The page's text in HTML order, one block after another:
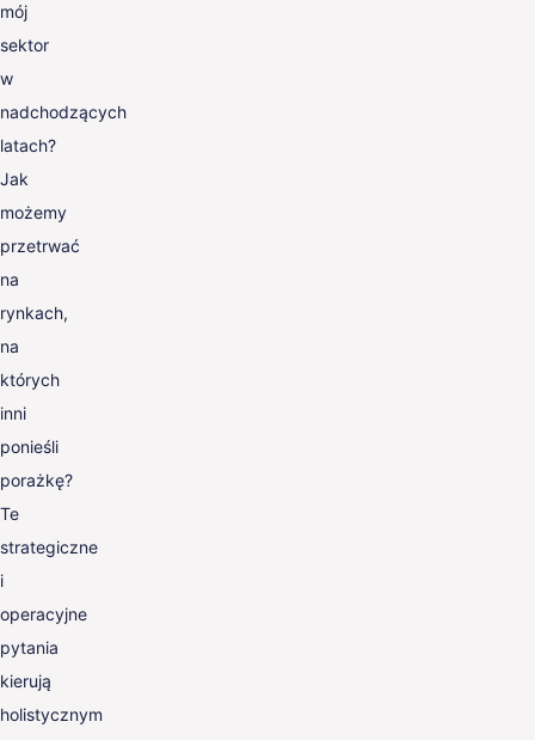
mój
sektor
w
nadchodzących
latach?
Jak
możemy
przetrwać
na
rynkach,
na
których
inni
ponieśli
porażkę?
Te
strategiczne
i
operacyjne
pytania
kierują
holistycznym